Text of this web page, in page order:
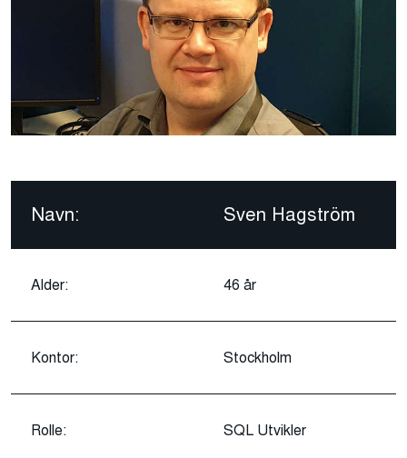
Navn:
Alder:
Kontor:
Rolle:
Sven Hagström
46 år
Stockholm
SQL Utvikler